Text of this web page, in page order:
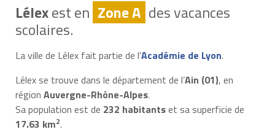
Lélexest en Zone A des vacances
scolaires.
La ville de Lélex fait partie de l'Académie de Lyon.
Lélex se trouve dans le département de l’Ain (01), en
région Auvergne-Rhône-Alpes.
Sa population est de 232 habitantset sa superficie de
17.63 km2.